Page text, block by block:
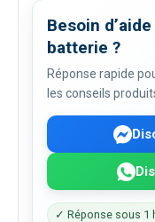
Besoin
batterie ?
Réponse rapide
les conseils
✓ Réponse sous 1